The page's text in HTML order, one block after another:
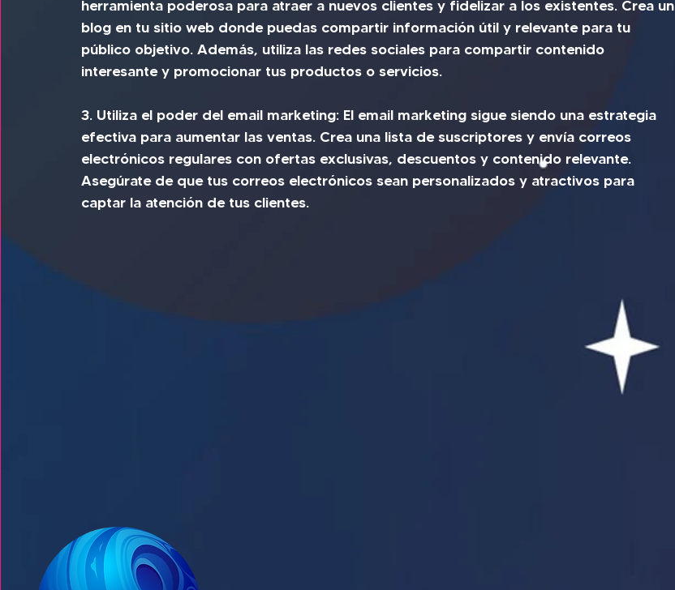
herramienta poderosa para atraer a nuevos clientes y fidelizar a los existentes. Crea un
blog en tu sitio web donde puedas compartir información útil y relevante para tu
público objetivo. Además, utiliza las redes sociales para compartir contenido
interesante y promocionar tus productos o servicios.
3. Utiliza el poder del email marketing: El email marketing sigue siendo una estrategia
efectiva para aumentar las ventas. Crea una lista de suscriptores y envía correos
electrónicos regulares con ofertas exclusivas, descuentos y contenido relevante.
Asegúrate de que tus correos electrónicos sean personalizados y atractivos para
captar la atención de tus clientes.